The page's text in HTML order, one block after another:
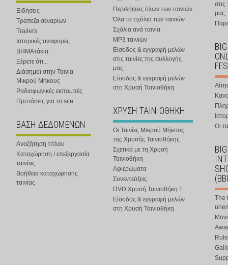
Ειδήσεις
Τράπεζα σεναρίων
Trailers
Ιστορικές αναφορές
ΒΗΜΑτάκια
Ξέρετε ότι...
Διάσημοι στην Ταινία
Μικρού Μήκους
Ραδιοφωνικές εκπομπές
Προτάσεις για το site
ΒΑΣΗ ΔΕΔΟΜΕΝΩΝ
Αναζήτηση τίτλου
Καταχώρηση / επεξεργασία
ταινίας
Βοήθεια καταχώρησης
ταινίας
Περιλήψεις όλων των ταινιών
Όλα τα σχόλια των ταινιών
Σχόλια ανά ταινία
MP3 ταινιών
Είσοδος & εγγραφή μελών
στις ταινίες της συλλογής
μας
Είσοδος & εγγραφή μελών
στη Χρυσή Ταινιοθήκη
ΧΡΥΣΗ ΤΑΙΝΙΟΘΗΚΗ
Οι Ταινίες Μικρού Μήκους
της Χρυσής Ταινιοθήκης
Σχετικά με τη Χρυσή
Ταινιοθήκη
Αφιερώματα
Συνεντεύξεις
DVD Χρυσή Ταινιοθήκη 1
Είσοδος & εγγραφή μελών
στη Χρυσή Ταινιοθήκη
στις
μας
Οι
The